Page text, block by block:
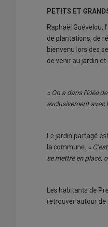
PETITS ET
Raphaël Guévelou,
de plantations, de
bienvenu lors des
de venir au jardin
« On a dans l’idée
exclusivement avec
Le jardin partagé
la commune. «
se mettre en place,
Les habitants de
retrouver autour